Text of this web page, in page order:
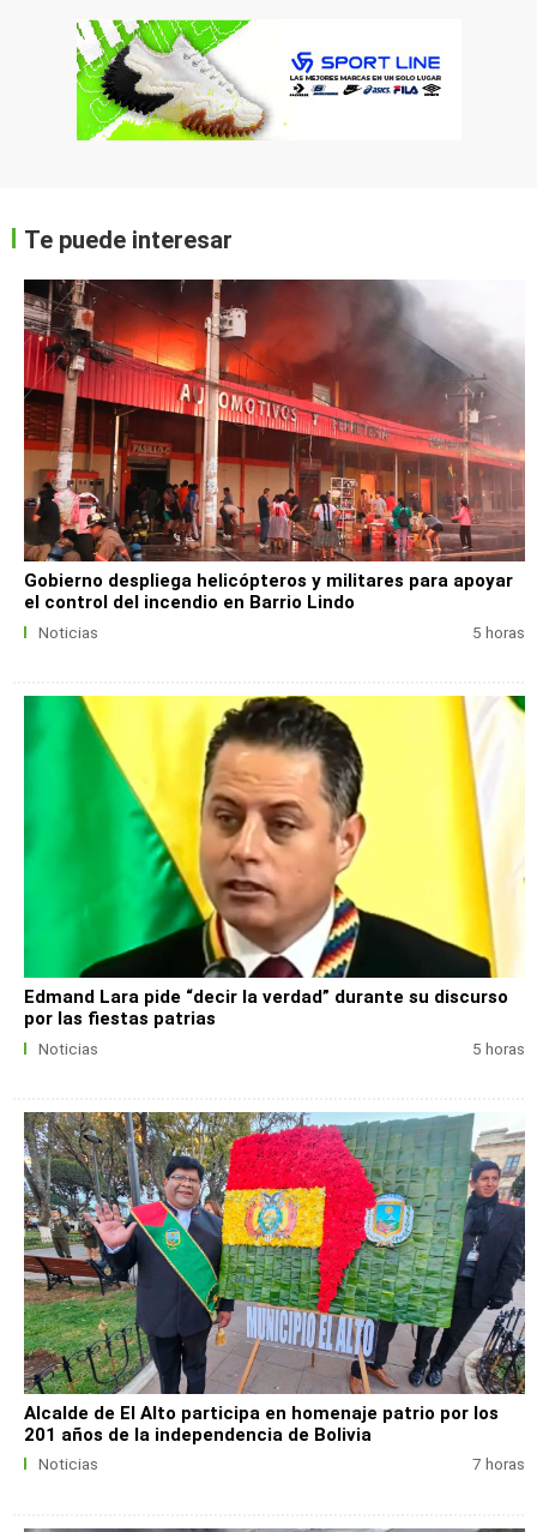
Te puede interesar
Gobierno despliega helicópteros y militares para apoyar
el control del incendio en Barrio Lindo
Noticias 5 horas
Edmand Lara pide “decir la verdad” durante su discurso
por las fiestas patrias
Noticias 5 horas
Alcalde de El Alto participa en homenaje patrio por los
201 años de la independencia de Bolivia
Noticias 7 horas